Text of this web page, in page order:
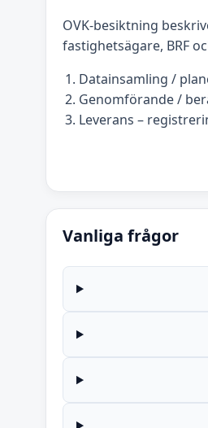
OVK-besiktning
fastighetsägare, BRF
Datainsamling /
Genomförande /
Leverans –
Vanliga frågor